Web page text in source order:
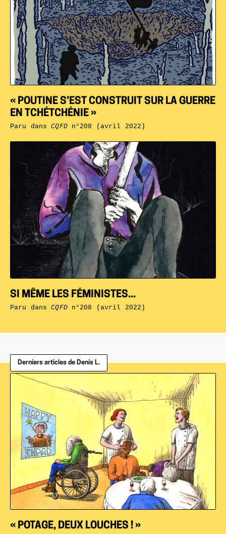
SI MÊME LES FÉMINISTES...
Paru dansCQFDn°208 (avril 2022)
« POUTINE S’EST CONSTRUIT SUR LA GUERRE
EN TCHÉTCHÉNIE »
Paru dansCQFDn°208 (avril 2022)
Derniers articles de Denis L.
« POTAGE, DEUX LOUCHES ! »